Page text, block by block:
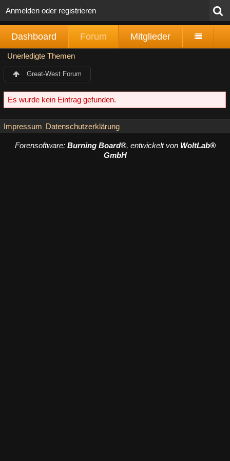
Anmelden oder registrieren
Dashboard Forum Mitglieder
Unerledigte Themen
Great-West Forum
Es wurde kein Eintrag gefunden.
Impressum Datenschutzerklärung
Forensoftware: Burning Board®, entwickelt von WoltLab®
GmbH